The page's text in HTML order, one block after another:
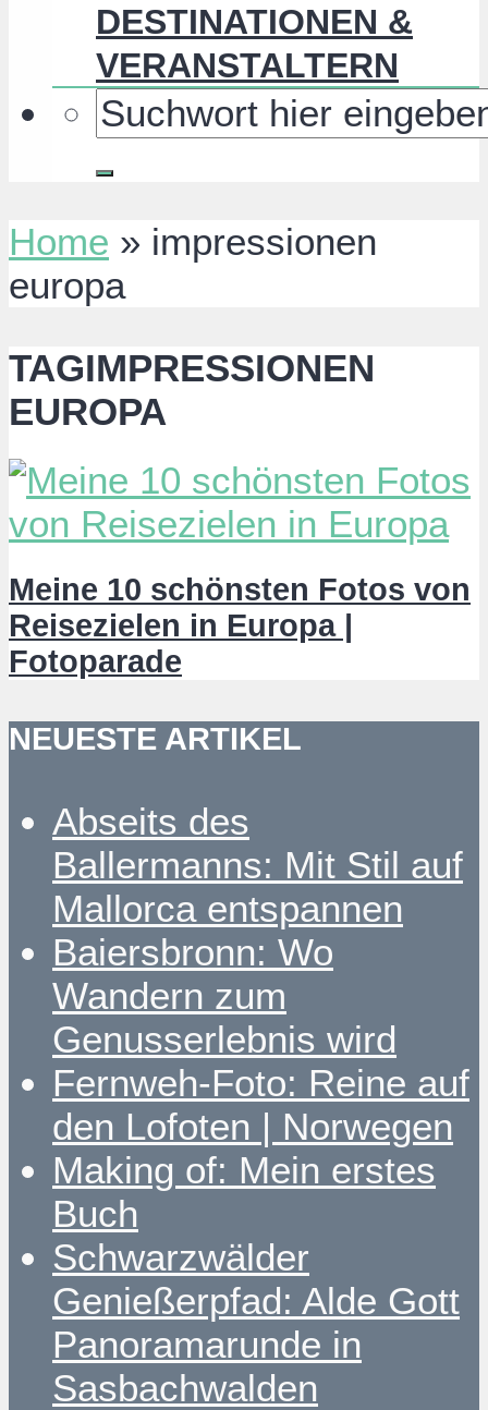
DESTINATIONEN &
VERANSTALTERN
Home » impressionen
europa
TAGIMPRESSIONEN
EUROPA
Meine 10 schönsten Fotos von
Reisezielen in Europa |
Fotoparade
NEUESTE ARTIKEL
Abseits des
Ballermanns: Mit Stil auf
Mallorca entspannen
Baiersbronn: Wo
Wandern zum
Genusserlebnis wird
Fernweh-Foto: Reine auf
den Lofoten | Norwegen
Making of: Mein erstes
Buch
Schwarzwälder
Genießerpfad: Alde Gott
Panoramarunde in
Sasbachwalden